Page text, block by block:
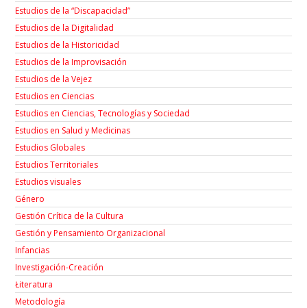
Estudios de la “Discapacidad”
Estudios de la Digitalidad
Estudios de la Historicidad
Estudios de la Improvisación
Estudios de la Vejez
Estudios en Ciencias
Estudios en Ciencias, Tecnologías y Sociedad
Estudios en Salud y Medicinas
Estudios Globales
Estudios Territoriales
Estudios visuales
Género
Gestión Crítica de la Cultura
Gestión y Pensamiento Organizacional
Infancias
Investigación-Creación
Łiteratura
Metodología